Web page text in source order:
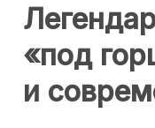
«под
и